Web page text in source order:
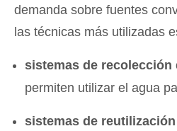
demanda sobre fuentes
las técnicas más utilizadas
sistemas de recolección
permiten utilizar el agua
sistemas de